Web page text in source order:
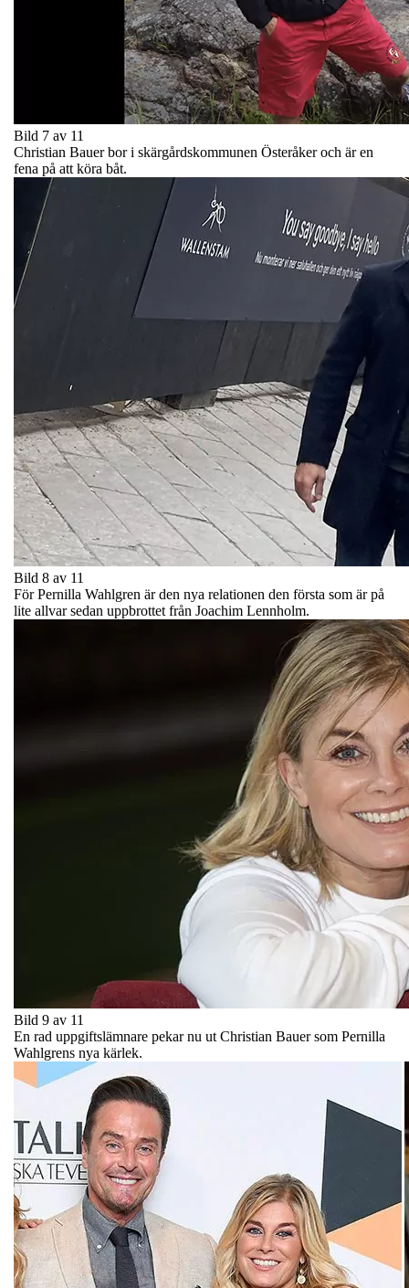
Bild 7 av 11
Christian Bauer bor i skärgårdskommunen Österåker och är en
fena på att köra båt.
Bild 8 av 11
För Pernilla Wahlgren är den nya relationen den första som är på
lite allvar sedan uppbrottet från Joachim Lennholm.
Bild 9 av 11
En rad uppgiftslämnare pekar nu ut Christian Bauer som Pernilla
Wahlgrens nya kärlek.